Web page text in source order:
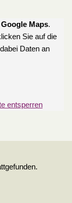
Google Maps.
Sie auf die
Daten an
entsperren